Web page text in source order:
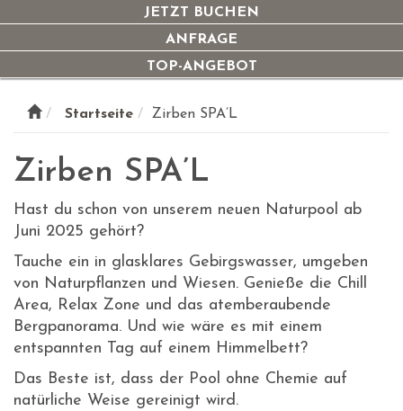
JETZT BUCHEN
ANFRAGE
TOP-ANGEBOT
Startseite Zirben SPA’L
Zirben SPA’L
Hast du schon von unserem neuen Naturpool ab
Juni 2025 gehört?
Tauche ein in glasklares Gebirgswasser, umgeben
von Naturpflanzen und Wiesen. Genieße die Chill
Area, Relax Zone und das atemberaubende
Bergpanorama. Und wie wäre es mit einem
entspannten Tag auf einem Himmelbett?
Das Beste ist, dass der Pool ohne Chemie auf
natürliche Weise gereinigt wird.